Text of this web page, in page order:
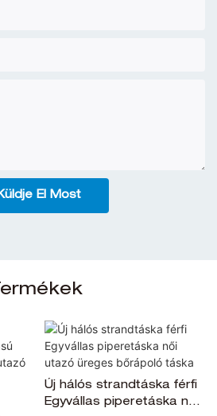
El Most
Új hálós strandtáska férfi
Egyvállas piperetáska női